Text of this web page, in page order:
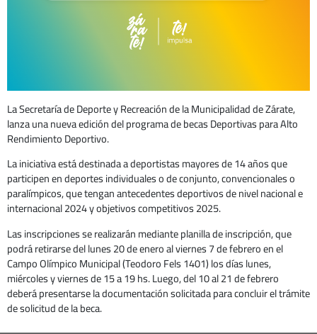
La Secretaría de Deporte y Recreación de la Municipalidad de Zárate,
lanza una nueva edición del programa de becas Deportivas para Alto
Rendimiento Deportivo.
La iniciativa está destinada a deportistas mayores de 14 años que
participen en deportes individuales o de conjunto, convencionales o
paralímpicos, que tengan antecedentes deportivos de nivel nacional e
internacional 2024 y objetivos competitivos 2025.
Las inscripciones se realizarán mediante planilla de inscripción, que
podrá retirarse del lunes 20 de enero al viernes 7 de febrero en el
Campo Olímpico Municipal (Teodoro Fels 1401) los días lunes,
miércoles y viernes de 15 a 19 hs. Luego, del 10 al 21 de febrero
deberá presentarse la documentación solicitada para concluir el trámite
de solicitud de la beca.